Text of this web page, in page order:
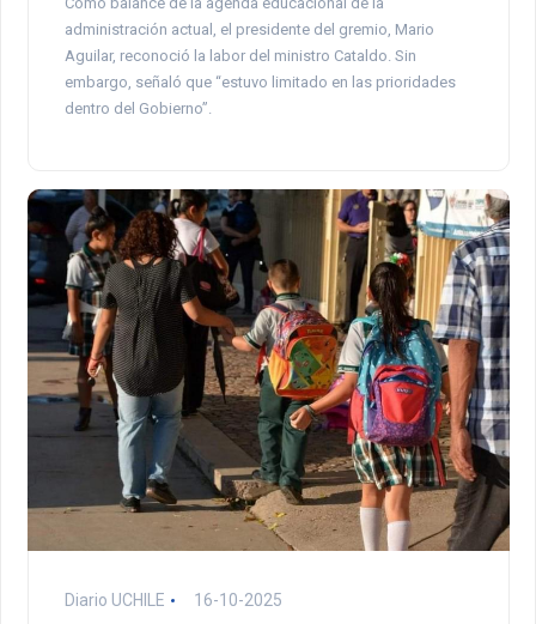
administración actual, el presidente del gremio, Mario
Aguilar, reconoció la labor del ministro Cataldo. Sin
embargo, señaló que “estuvo limitado en las prioridades
dentro del Gobierno”.
Diario UCHILE 16-10-2025